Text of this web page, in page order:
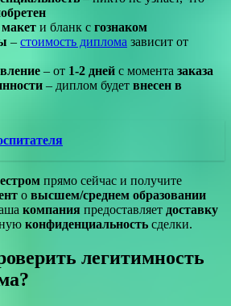
и бланк с гознаком
– стоимость диплома зависит от
– от 1-2 дней с момента заказа
– диплом будет внесен в
прямо сейчас и получите
о высшем/среднем образовании
компания предоставляет доставку
конфиденциальность сделки.
легитимность